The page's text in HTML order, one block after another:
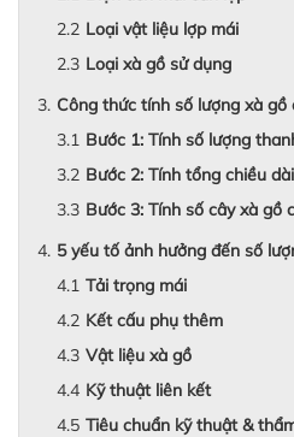
Loại vật liệu lợp mái
Loại xà gồ sử dụng
Công thức tính số lượng xà gồ
Bước 1: Tính số lượng
Bước 2: Tính tổng chiều
Bước 3: Tính số cây xà gồ
5 yếu tố ảnh hưởng đến số
Tải trọng mái
Kết cấu phụ thêm
Vật liệu xà gồ
Kỹ thuật liên kết
Tiêu chuẩn kỹ thuật &